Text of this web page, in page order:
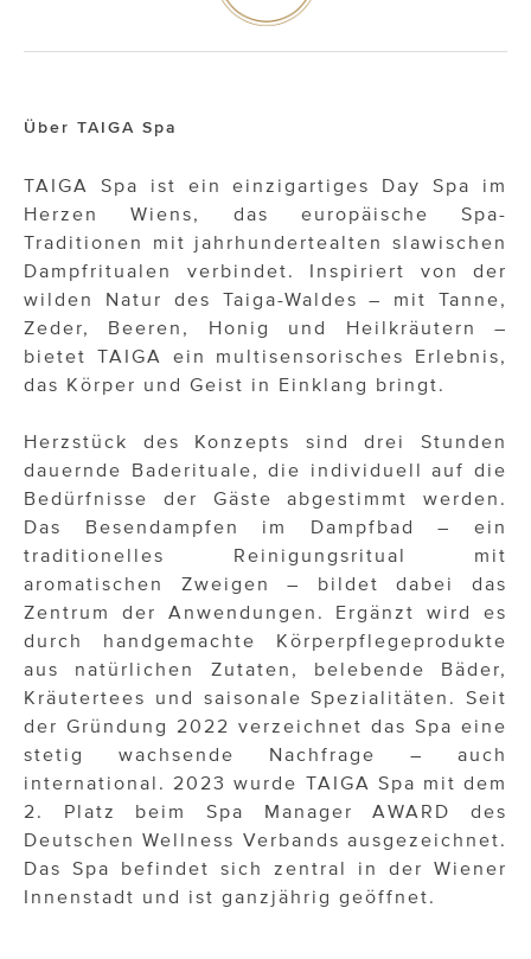
Über TAIGA Spa
TAIGA Spa ist ein einzigartiges Day Spa im
Herzen Wiens, das europäische Spa-
Traditionen mit jahrhundertealten slawischen
Dampfritualen verbindet. Inspiriert von der
wilden Natur des Taiga-Waldes – mit Tanne,
Zeder, Beeren, Honig und Heilkräutern –
bietet TAIGA ein multisensorisches Erlebnis,
das Körper und Geist in Einklang bringt.
Herzstück des Konzepts sind drei Stunden
dauernde Baderituale, die individuell auf die
Bedürfnisse der Gäste abgestimmt werden.
Das Besendampfen im Dampfbad – ein
traditionelles Reinigungsritual mit
aromatischen Zweigen – bildet dabei das
Zentrum der Anwendungen. Ergänzt wird es
durch handgemachte Körperpflegeprodukte
aus natürlichen Zutaten, belebende Bäder,
Kräutertees und saisonale Spezialitäten. Seit
der Gründung 2022 verzeichnet das Spa eine
stetig wachsende Nachfrage – auch
international. 2023 wurde TAIGA Spa mit dem
2. Platz beim Spa Manager AWARD des
Deutschen Wellness Verbands ausgezeichnet.
Das Spa befindet sich zentral in der Wiener
Innenstadt und ist ganzjährig geöffnet.